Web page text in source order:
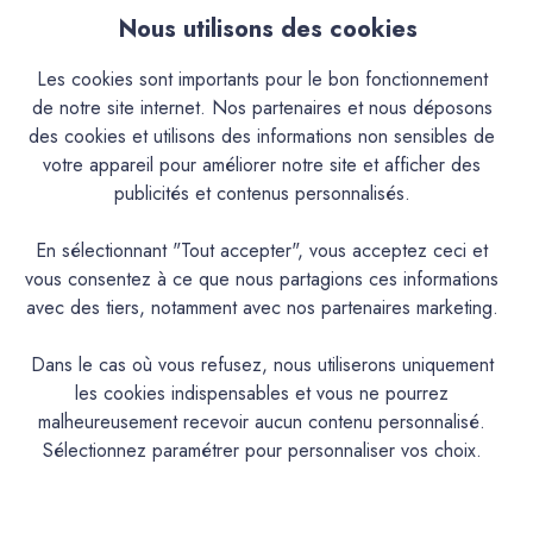
les programmes de revalorisation des vieux centres villes et
pour une meilleure intégration chromatique et esthétique
des nouveaux édifices.Il trouve aussi désormais sa place
dans les décorations contemporaines, même sur des
supports modernes (BA13 ...).Sa nature en fait un produit
exceptionnel autant en intérieur qu'en extérieur.Cependant,
le mode de mise à la teinte peut limiter l'usage de certaines
couleurs.Le type de mise à la teinte (Teinté aux Pigments ou
Pré-Teinté) rend utilisable ou non le produit en extérieur.Il
donne à vos murs et plafonds, ainsi qu'aux façades, une
ambiance et chaleureuse, ses teintes semblent patinées par
le temps.Sa nature en fait un produit exceptionnel autant en
intérieur qu’en extérieur.Cependant, le mode de mise à la
teinte (Pigments poudre à mélanger ou Pré-teinté) rend
utilisable ou non le produit en extérieur et peut limiter
l’usage de certaines couleurs.En version Pigments poudre à
mélanger, application déconseillée à l’extérieur pour les
Nous utilisons des cookies
Les cookies sont importants pour le bon fonctionnement
de notre site internet. Nos partenaires et nous déposons
des cookies et utilisons des informations non sensibles de
votre appareil pour améliorer notre site et afficher des
publicités et contenus personnalisés.
En sélectionnant "Tout accepter", vous acceptez ceci et
vous consentez à ce que nous partagions ces informations
avec des tiers, notamment avec nos partenaires marketing.
Dans le cas où vous refusez, nous utiliserons uniquement
les cookies indispensables et vous ne pourrez
malheureusement recevoir aucun contenu personnalisé.
Sélectionnez paramétrer pour personnaliser vos choix.